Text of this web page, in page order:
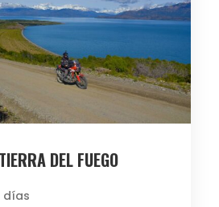
DEL FUEGO
días